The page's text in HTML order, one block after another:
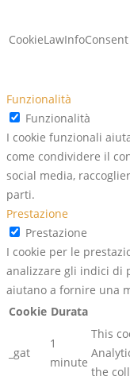
CookieLawInfoConsent
Funzionalità
Funzionalità
I cookie funzionali
come condividere il
social media,
parti.
Prestazione
Prestazione
I cookie per le
analizzare gli indici di
aiutano a fornire una
Cookie Durata
_gat
1
minute
This
the